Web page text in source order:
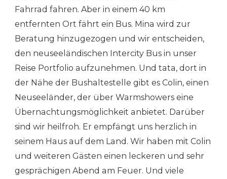
Fahrrad fahren. Aber in einem 40 km
entfernten Ort fährt ein Bus. Mina wird zur
Beratung hinzugezogen und wir entscheiden,
den neuseeländischen Intercity Bus in unser
Reise Portfolio aufzunehmen. Und tata, dort in
der Nähe der Bushaltestelle gibt es Colin, einen
Neuseeländer, der über Warmshowers eine
Übernachtungsmöglichkeit anbietet. Darüber
sind wir heilfroh. Er empfängt uns herzlich in
seinem Haus auf dem Land. Wir haben mit Colin
und weiteren Gästen einen leckeren und sehr
gesprächigen Abend am Feuer. Und viele